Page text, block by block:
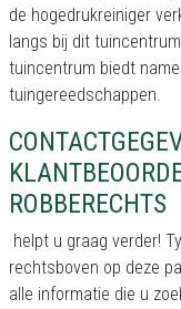
de hogedrukreiniger
langs bij dit
tuincentrum biedt
tuingereedschappen.
ROBBERECHTS
helpt u graag verder!
rechtsboven op deze
alle informatie die u